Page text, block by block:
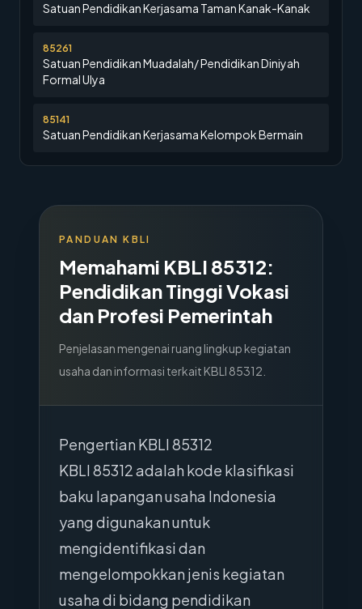
Satuan Pendidikan Kerjasama Taman Kanak-Kanak
85261
Satuan Pendidikan Muadalah/ Pendidikan Diniyah
Formal Ulya
85141
Satuan Pendidikan Kerjasama Kelompok Bermain
PANDUAN KBLI
Memahami KBLI 85312:
Pendidikan Tinggi Vokasi
dan Profesi Pemerintah
Penjelasan mengenai ruang lingkup kegiatan
usaha dan informasi terkait KBLI 85312
Pengertian KBLI 85312
KBLI 85312 adalah kode klasifikasi
baku lapangan usaha Indonesia
yang digunakan untuk
mengidentifikasi dan
mengelompokkan jenis kegiatan
usaha di bidang pendidikan